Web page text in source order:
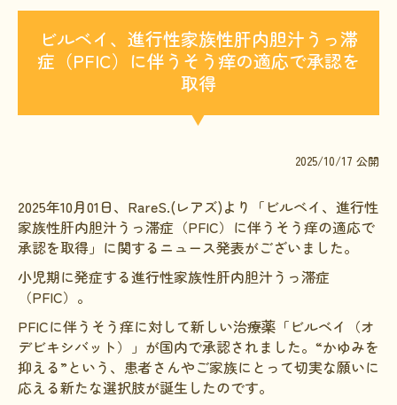
患者会紹介
WEBメディアに関するコラム
就労に関するコラム
お金に関するコラム
難病の日
インタビュー一覧
医療従事者へのインタビュー
ビルベイ、進行性家族性肝内胆汁うっ滞
症（PFIC）に伴うそう痒の適応で承認を
取得
2025/10/17 公開
2025年10月01日、RareS.(レアズ)より「ビルベイ、進行性
家族性肝内胆汁うっ滞症（PFIC）に伴うそう痒の適応で
承認を取得」に関するニュース発表がございました。
小児期に発症する進行性家族性肝内胆汁うっ滞症
（PFIC）。
PFICに伴うそう痒に対して新しい治療薬「ビルベイ（オ
デビキシバット）」が国内で承認されました。 “かゆみを
抑える”という、患者さんやご家族にとって切実な願いに
応える新たな選択肢が誕生したのです。